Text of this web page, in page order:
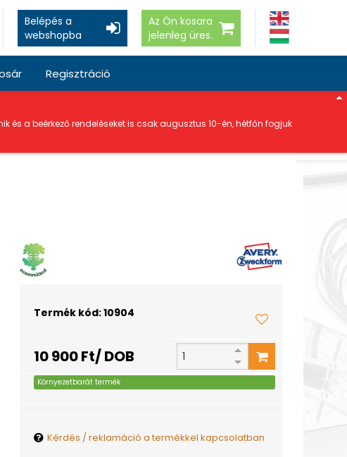
Belépés a
webshopba
Az Ön kosara
jelenleg üres.
Regisztráció
és a beérkező rendeléseket is csak augusztus 10-én, hétfőn fogjuk
Termék kód: 10904
10 900 Ft/ DOB
Környezetbarát termék
Kérdés / reklamáció a termékkel kapcsolatban